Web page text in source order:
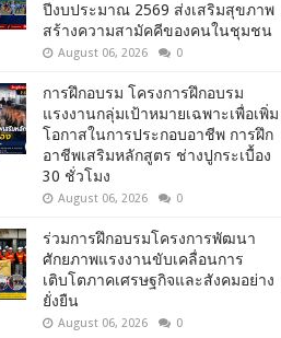
ปีงบประมาณ 2569 ส่งเสริมสุขภาพ
สร้างความสามัคคีของคนในชุมชน
August 06, 2026 0
การฝึกอบรม โครงการฝึกอบรม
แรงงานกลุ่มเป้าหมายเฉพาะเพื่อเพิ่ม
โอกาสในการประกอบอาชีพ การฝึก
อาชีพเสริมหลักสูตร ช่างปูกระเบื้อง
30 ชั่วโมง
August 06, 2026 0
ร่วมการฝึกอบรมโครงการพัฒนา
ศักยภาพแรงงานขับเคลื่อนการ
เติบโตภาคเศรษฐกิจและสังคมอย่าง
ยั่งยืน
August 06, 2026 0